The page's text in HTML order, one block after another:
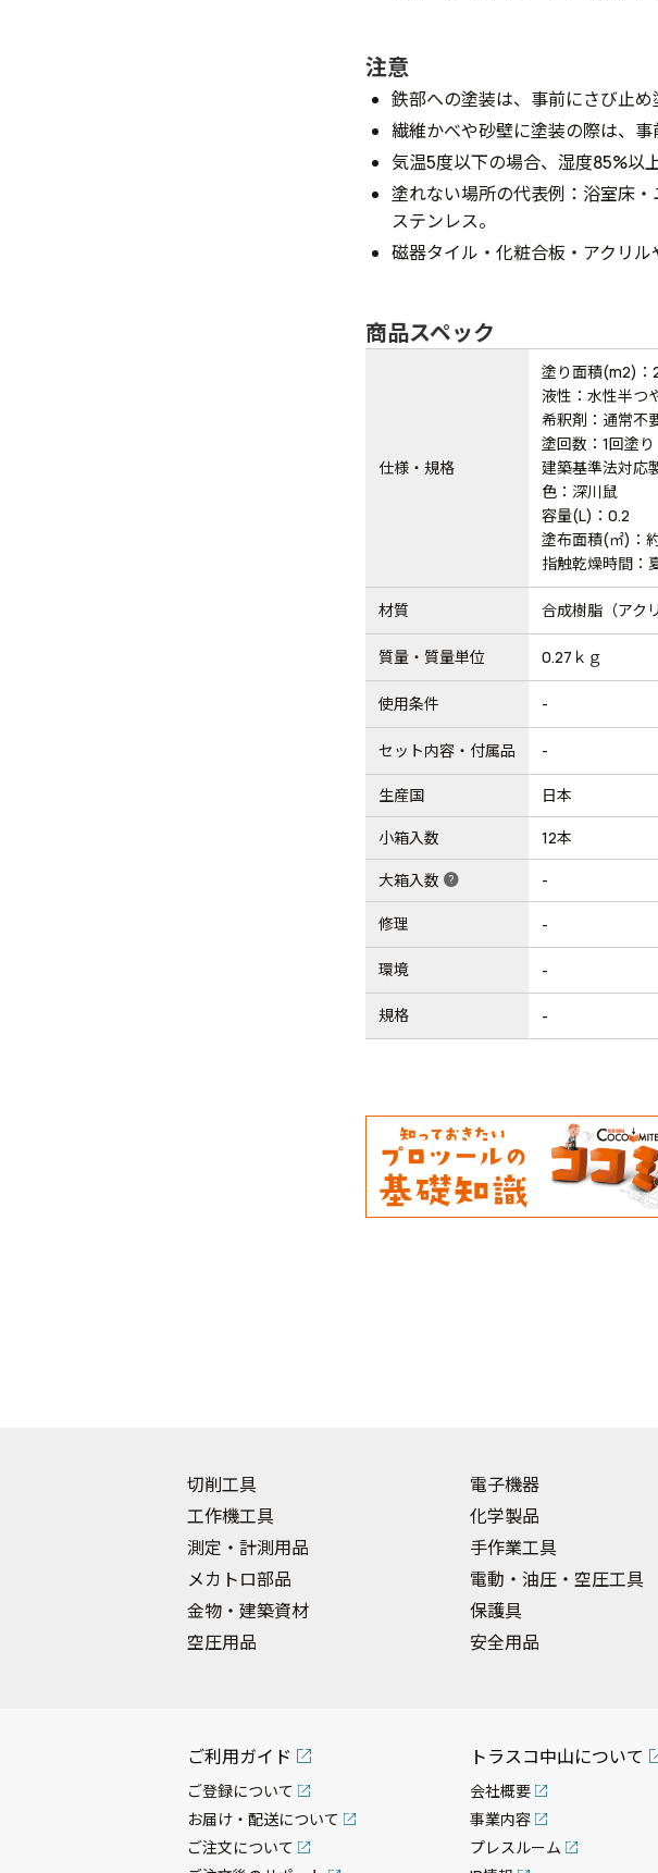
注意
鉄部への塗装は、事前にさび止め
繊維かべや砂壁に塗装の際は、事
気温5度以下の場合、湿度85%以
塗れない場所の代表例：浴室床
ステンレス。
磁器タイル・化粧合板・アクリル
商品スペック
仕様・規格
塗り面積(m2)：
液性：水性半つ
希釈剤：通常不
塗回数：1回塗り
建築基準法対
色：深川鼠
容量(L)：0.2
塗布面積(㎡)：
指触乾燥時間：
材質 合成樹脂（アクリ
質量・質量単位 0.27ｋｇ
使用条件 -
セット内容・付属品 -
生産国 日本
小箱入数 12本
大箱入数 help -
修理 -
環境 -
規格 -
切削工具
工作機工具
測定・計測用品
メカトロ部品
金物・建築資材
空圧用品
電子機器
化学製品
手作業工具
電動・油圧・空圧工具
保護具
安全用品
ご利用ガイド
ご登録について
お届け・配送について
ご注文について
トラスコ中山について
会社概要
事業内容
プレスルーム